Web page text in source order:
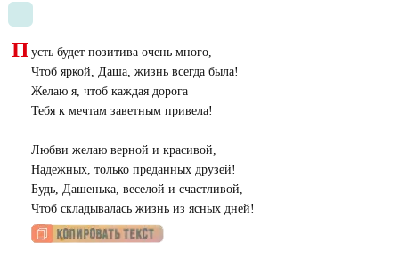
П усть будет позитива очень много,
Чтоб яркой, Даша, жизнь всегда была!
Желаю я, чтоб каждая дорога
Тебя к мечтам заветным привела!
Любви желаю верной и красивой,
Надежных, только преданных друзей!
Будь, Дашенька, веселой и счастливой,
Чтоб складывалась жизнь из ясных дней!